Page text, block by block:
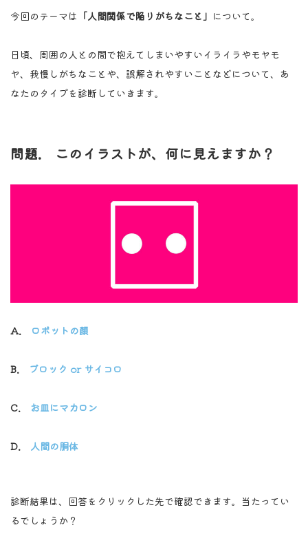
今回のテーマは 「人間関係で陥りがちなこと」 について。
日頃、周囲の人との間で抱えてしまいやすいイライラやモヤモ
ヤ、我慢しがちなことや、誤解されやすいことなどについて、あ
なたのタイプを診断していきます。
問題. このイラストが、何に見えますか？
A. ロボットの顔
B. ブロック or サイコロ
C. お皿にマカロン
D. 人間の胴体
診断結果は、回答をクリックした先で確認できます。当たってい
るでしょうか？